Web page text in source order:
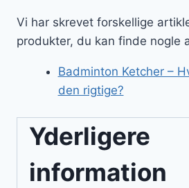
Vi har skrevet forskellige
produkter, du kan finde nogle
Badminton Ketcher –
den rigtige?
Yderligere
information